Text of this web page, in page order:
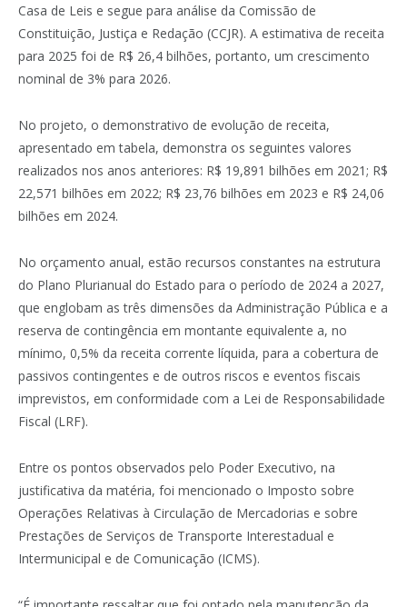
Casa de Leis e segue para análise da Comissão de
Constituição, Justiça e Redação (CCJR). A estimativa de receita
para 2025 foi de R$ 26,4 bilhões, portanto, um crescimento
nominal de 3% para 2026.
No projeto, o demonstrativo de evolução de receita,
apresentado em tabela, demonstra os seguintes valores
realizados nos anos anteriores: R$ 19,891 bilhões em 2021; R$
22,571 bilhões em 2022; R$ 23,76 bilhões em 2023 e R$ 24,06
bilhões em 2024.
No orçamento anual, estão recursos constantes na estrutura
do Plano Plurianual do Estado para o período de 2024 a 2027,
que englobam as três dimensões da Administração Pública e a
reserva de contingência em montante equivalente a, no
mínimo, 0,5% da receita corrente líquida, para a cobertura de
passivos contingentes e de outros riscos e eventos fiscais
imprevistos, em conformidade com a Lei de Responsabilidade
Fiscal (LRF).
Entre os pontos observados pelo Poder Executivo, na
justificativa da matéria, foi mencionado o Imposto sobre
Operações Relativas à Circulação de Mercadorias e sobre
Prestações de Serviços de Transporte Interestadual e
Intermunicipal e de Comunicação (ICMS).